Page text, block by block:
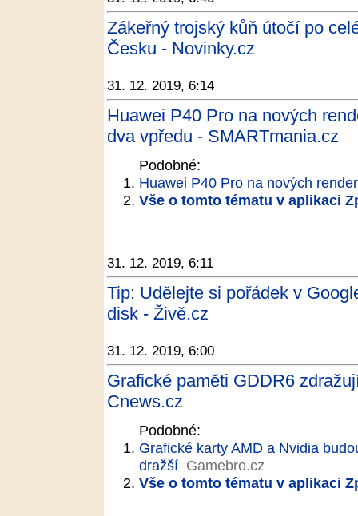
Zákeřný trojský kůň útočí po
Česku - Novinky.cz
31. 12. 2019, 6:14
Huawei P40 Pro na nových
dva vpředu - SMARTmania.cz
Podobné:
Huawei P40 Pro na nových
Vše o tomto tématu v aplikaci
31. 12. 2019, 6:11
Tip: Udělejte si pořádek v
disk - Živě.cz
31. 12. 2019, 6:00
Grafické paměti GDDR6
Cnews.cz
Podobné:
Grafické karty AMD a Nvidia
dražší Gamebro.cz
Vše o tomto tématu v aplikaci